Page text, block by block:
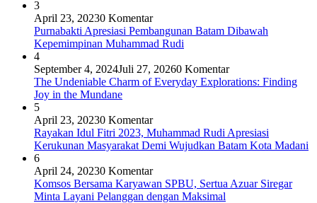
3
April 23, 20230 Komentar
Purnabakti Apresiasi Pembangunan Batam Dibawah
Kepemimpinan Muhammad Rudi
4
September 4, 2024Juli 27, 20260 Komentar
The Undeniable Charm of Everyday Explorations: Finding
Joy in the Mundane
5
April 23, 20230 Komentar
Rayakan Idul Fitri 2023, Muhammad Rudi Apresiasi
Kerukunan Masyarakat Demi Wujudkan Batam Kota Madani
6
April 24, 20230 Komentar
Komsos Bersama Karyawan SPBU, Sertua Azuar Siregar
Minta Layani Pelanggan dengan Maksimal